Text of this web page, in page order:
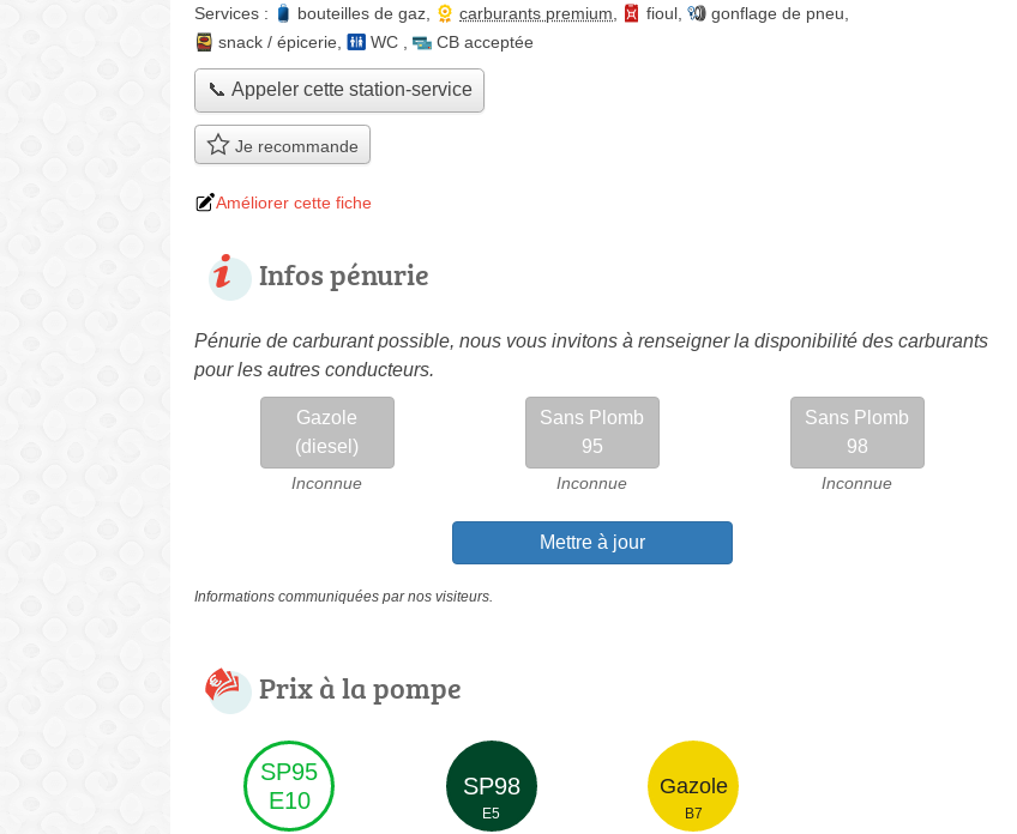
Services : bouteilles de gaz carburants premium fioul gonflage de pneu
snack / épicerie
WC CB acceptée
📞 Appeler cette station-service
Je recommande
Améliorer cette fiche
Infos pénurie
Pénurie de carburant possible, nous vous invitons à renseigner la disponibilité des carburants
pour les autres conducteurs.
Gazole
(diesel)
Inconnue
Sans Plomb
95
Inconnue
Sans Plomb
98
Inconnue
Mettre à jour
Informations communiquées par nos visiteurs.
Prix à la pompe
SP95
E10
SP98
E5
Gazole
B7